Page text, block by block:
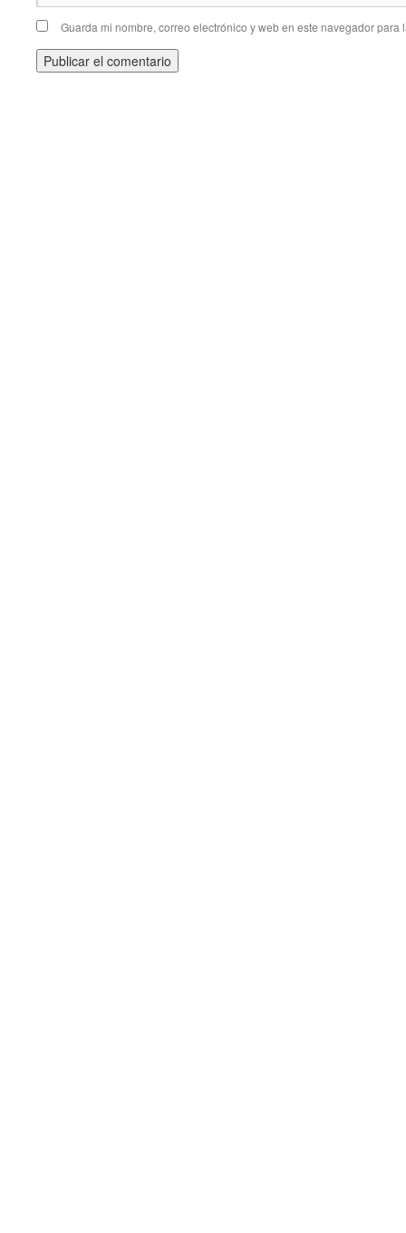
Guarda mi nombre, correo electrónico y web en este navegador para